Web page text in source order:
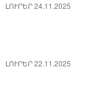
ԼՈՒՐԵՐ 24.11.2025
ԼՈՒՐԵՐ 22.11.2025